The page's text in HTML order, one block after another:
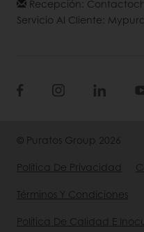
Recepción:
Servicio Al Cliente:
© Puratos Group 2026
Política De Privacidad
Términos Y Condiciones
Política De Calidad E